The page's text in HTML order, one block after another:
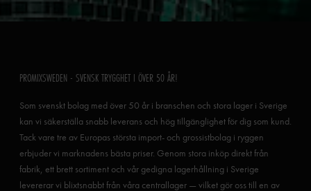
PROMIXSWEDEN - SVENSK TRYGGHET I ÖVER 50 ÅR!
Som svenskt bolag med över 50 år i branschen och stora lager i Sverige
kan vi säkerställa snabb leverans och hög tillgänglighet för dig som kund.
Tack vare tre av Europas största import- och grossistbolag i ryggen
erbjuder vi marknadens bästa priser. Genom stora inköp direkt från
fabrik, ett brett sortiment och vår gedigna lagerhållning i Sverige
levererar vi blixtsnabbt från våra centrallager — vilket gör oss till en av